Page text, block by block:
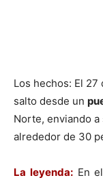
Los hechos: El 27
salto desde un
Norte, enviando a
alrededor de 30
La leyenda:En el